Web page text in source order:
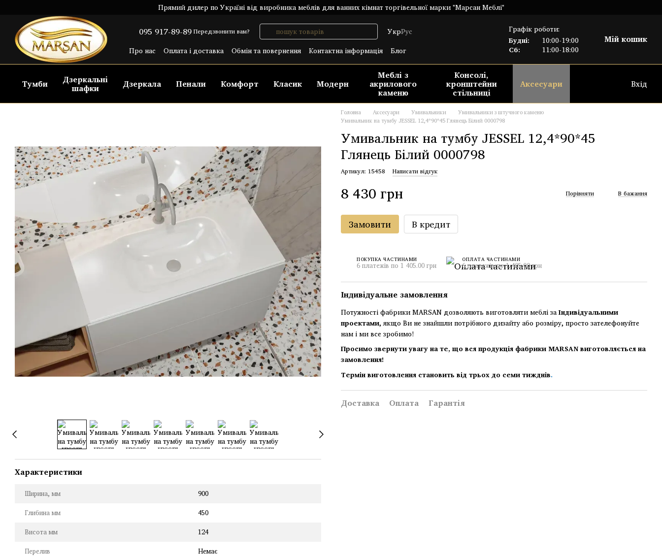
Прямий дилер по Україні від виробника меблів для ванних кімнат торгівельної марки "Марсан Меблі"
095 917-89-89 Передзвонити вам? УкрРус
Про нас
Оплата і доставка Обмін та повернення Контактна інформація
Блог
Графік роботи:
Будні:
10:00-19:00
Сб:
11:00-18:00
Мій кошик
Тумби Дзеркальні
шафки Дзеркала Пенали Комфорт Класик Модерн
Меблі з
акрилового
каменю
Консолі,
кронштейни
стільниці
Аксесуари Вхід
Характеристики
Ширина, мм
900
Глибина мм
450
Висота мм
124
Перелив
Немає
Головна Аксесуари Умивальники
Умивальники з штучного каменю
Умивальник на тумбу JESSEL 12,4*90*45 Глянець Білий 0000798
Умивальник на тумбу JESSEL 12,4*90*45
Глянець Білий 0000798
Артикул: 15458 Написати відгук
8 430 грн Порівняти В бажання
Замовити В кредит
ПОКУПКА ЧАСТИНАМИ
6 платежів по 1 405.00 грн
ОПЛАТА ЧАСТИНАМИ
6 платежів по 1 405.00 грн
Індивідуальне замовлення
Потужності фабрики MARSAN дозволяють виготовляти меблі заІндивідуальними
проектами, якщо Ви не знайшли потрібного дизайту або розміру, просто зателефонуйте
нам і ми все зробимо!
Просимо звернути увагу на те, що вся продукція фабрики MARSAN виготовляється на
замовлення!
Термін виготовлення становить від трьох до семи тижднів.
Доставка Оплата Гарантія